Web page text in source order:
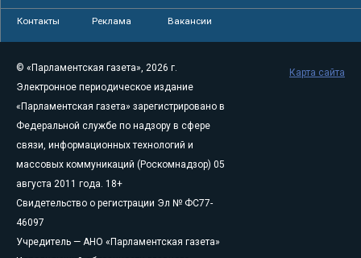
Контакты Реклама Вакансии
© «Парламентская газета», 2026 г.
Электронное периодическое издание
«Парламентская газета» зарегистрировано в
Федеральной службе по надзору в сфере
связи, информационных технологий и
массовых коммуникаций (Роскомнадзор) 05
августа 2011 года. 18+
Свидетельство о регистрации Эл № ФС77-
46097
Учредитель — АНО «Парламентская газета»
Карта сайта